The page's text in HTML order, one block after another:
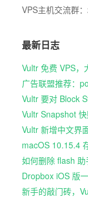
VPS主机交流群
最新日志
Vultr 免费 VPS，
广告联盟推荐：
Vultr 要对 Block
Vultr Snapshot
Vultr 新增中文界
macOS 10.15.4
如何删除 flash 助
Dropbox iOS 版
新手的敲门砖，